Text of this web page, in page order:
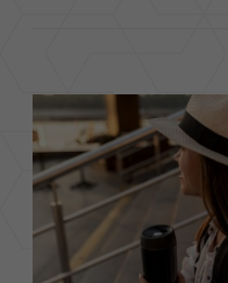
View
Larger
Image